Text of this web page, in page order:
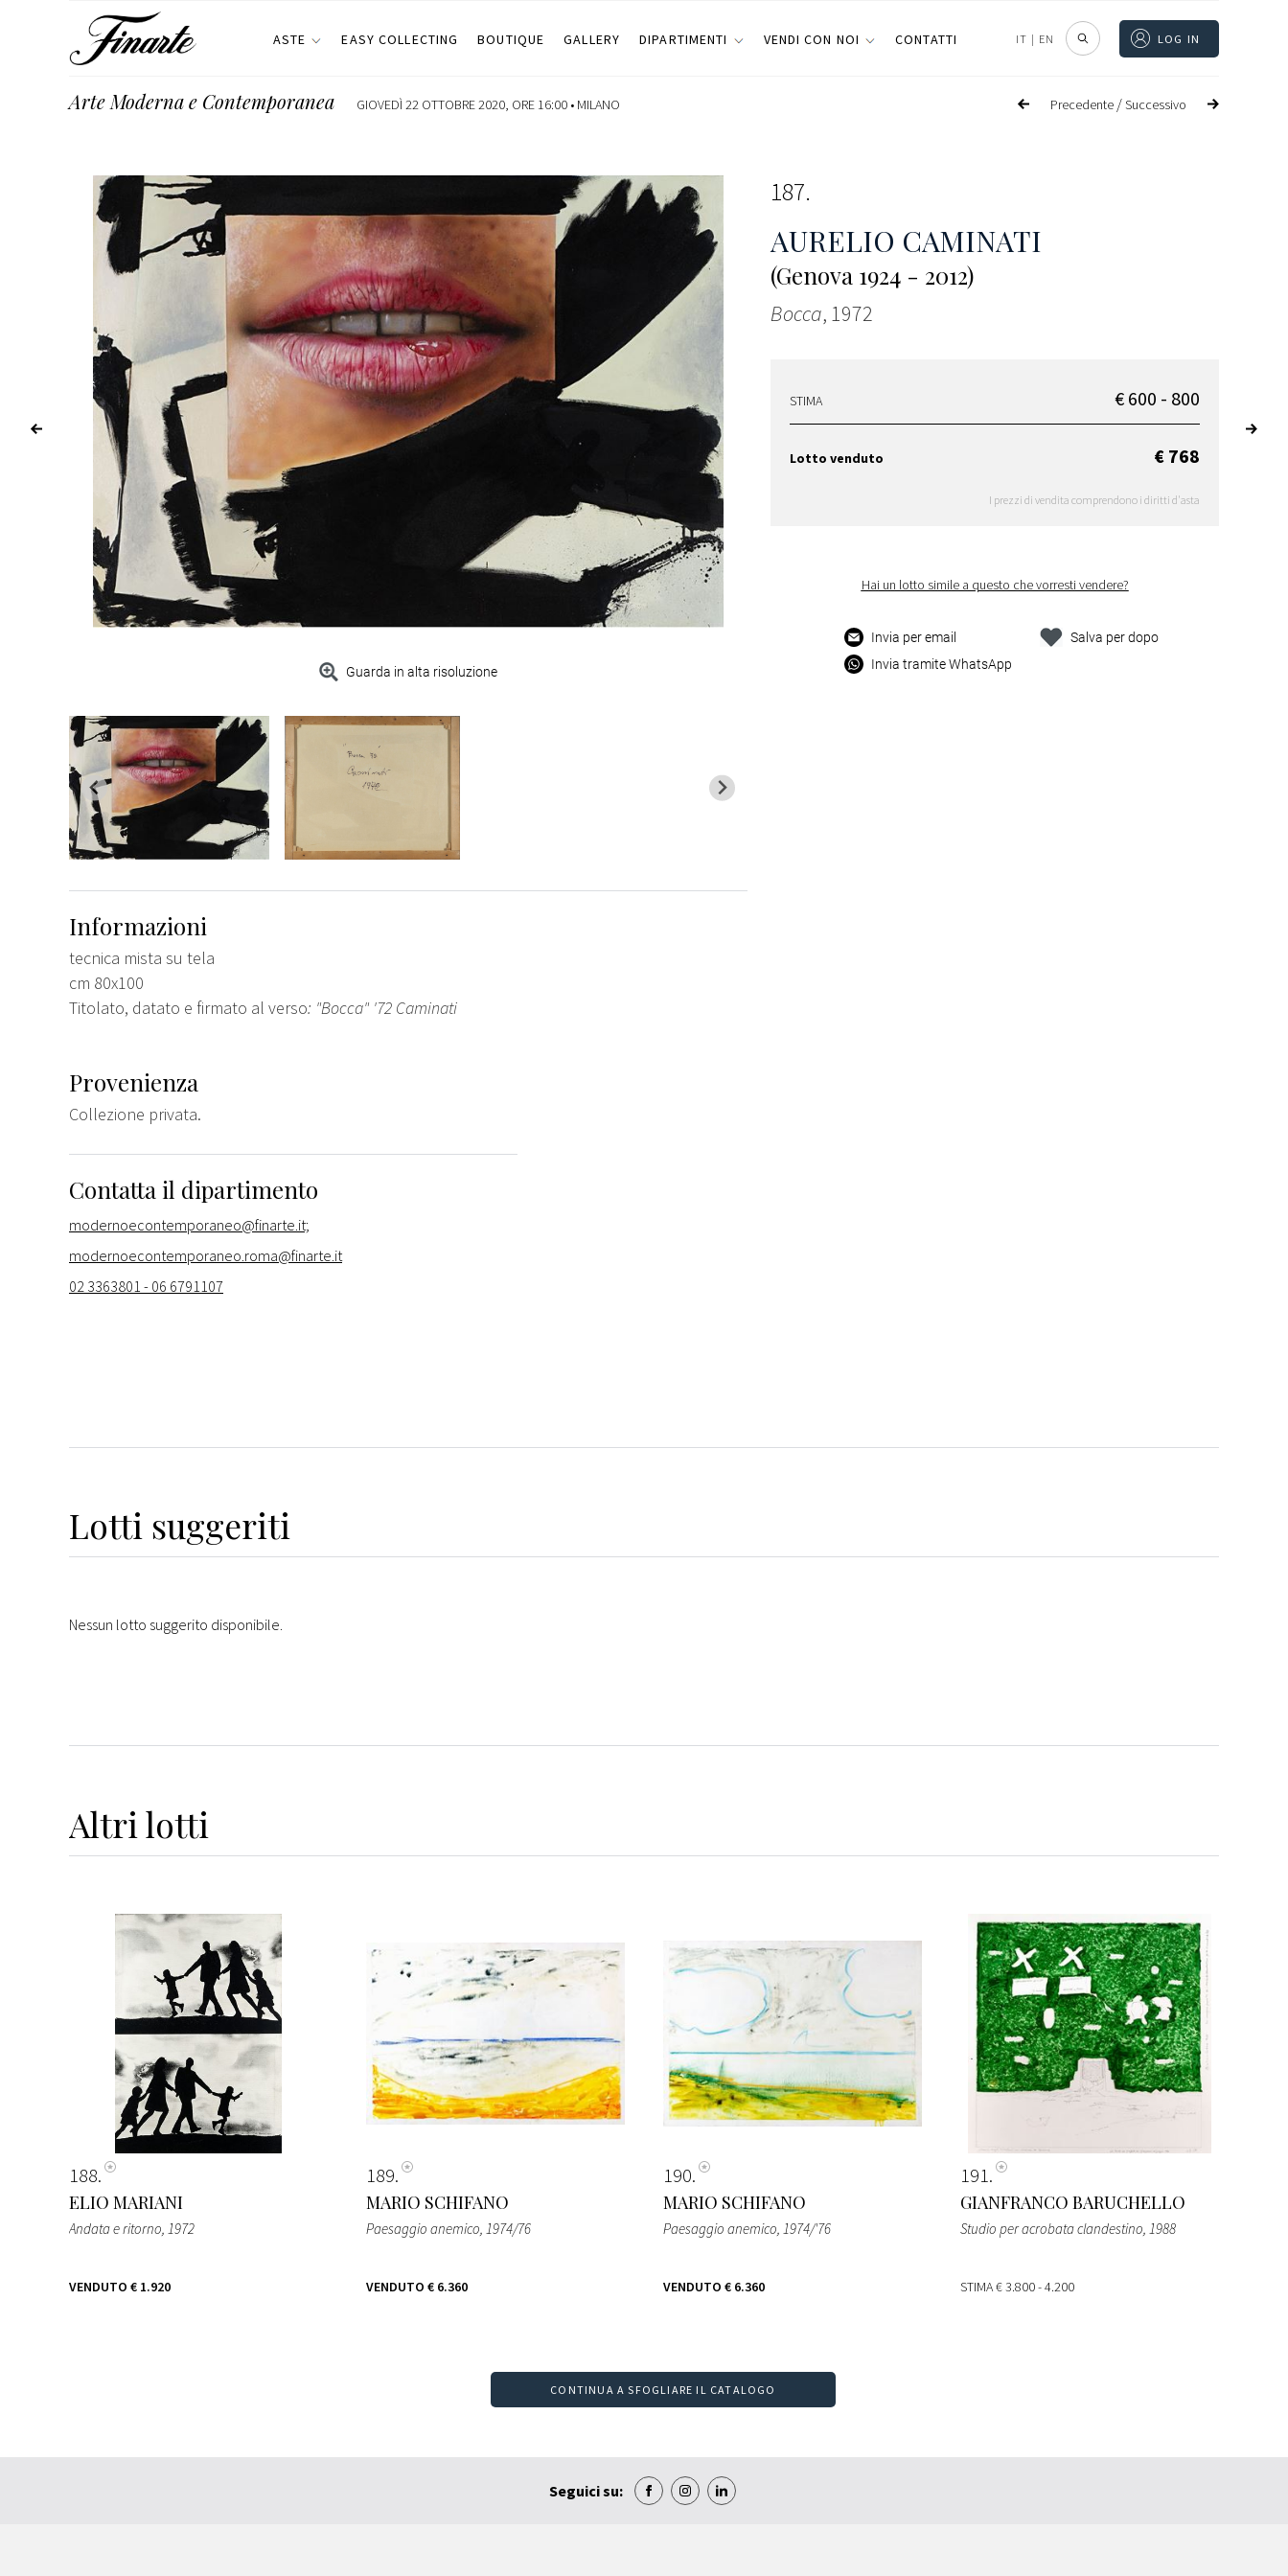
ASTE EASY COLLECTING BOUTIQUE GALLERY DIPARTIMENTI VENDI CON NOI CONTATTI IT | EN LOG IN
Precedente /Successivo
Arte Moderna e Contemporanea GIOVEDÌ 22 OTTOBRE 2020, ORE 16:00 • MILANO
Guarda in alta risoluzione
187
AURELIO CAMINATI
(Genova 1924 - 2012)
Bocca, 1972
STIMA € 600 - 800
Lotto venduto € 768
I prezzi di vendita comprendono i diritti d'asta
Hai un lotto simile a questo che vorresti vendere?
Invia per email
Invia tramite WhatsApp
Salva per dopo
Informazioni
tecnica mista su tela
cm 80x100
Titolato, datato e firmato al verso: "Bocca" '72 Caminati
Provenienza
Collezione privata.
Contatta il dipartimento
modernoecontemporaneo@finarte.it;
modernoecontemporaneo.roma@finarte.it
02 3363801 - 06 6791107
Lotti suggeriti
Nessun lotto suggerito disponibile.
Altri lotti
188
ELIO MARIANI
Andata e ritorno, 1972
VENDUTO € 1.920
189
MARIO SCHIFANO
Paesaggio anemico, 1974/76
VENDUTO € 6.360
190
MARIO SCHIFANO
Paesaggio anemico, 1974/'76
VENDUTO € 6.360
191
GIANFRANCO BARUCHELLO
Studio per acrobata clandestino, 1988
STIMA€ 3.800 - 4.200
CONTINUA A SFOGLIARE IL CATALOGO
Seguici su: